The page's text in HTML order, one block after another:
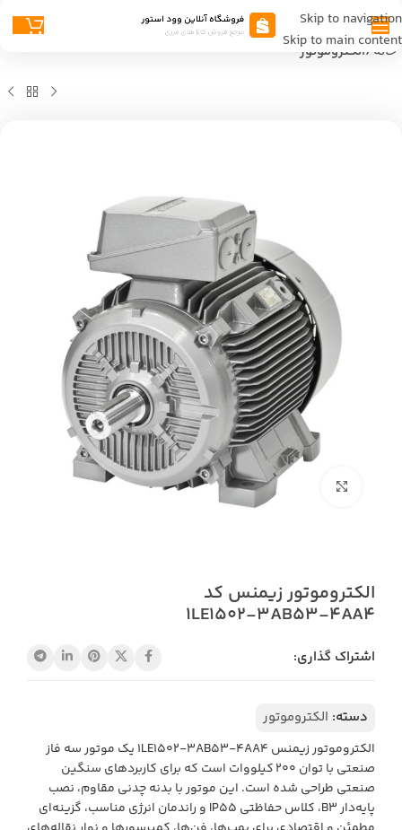
Skip to navigation
Skip to main content
خانه الکتروموتور
بزرگنمایی تصویر
الکتروموتور زیمنس کد
1LE1502‑3AB53‑4AA4
اشتراک گذاری:
دسته: الکتروموتور
الکتروموتور زیمنس 1LE1502‑3AB53‑4AA4 یک موتور سه فاز
صنعتی با توان ۲۰۰ کیلووات است که برای کاربردهای سنگین
صنعتی طراحی شده است. این موتور با بدنه چدنی مقاوم، نصب
پایه‌دار B3، کلاس حفاظتی IP55 و راندمان انرژی مناسب، گزینه‌ای